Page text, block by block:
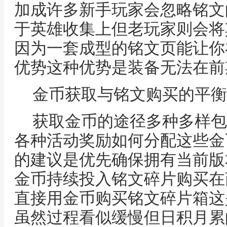
加成许多新手玩家会忽略铭
于英雄收集上但老玩家则会
因为一套成型的铭文页能让
优势这种优势是装备无法在
金币获取与铭文购买的平
获取金币的途径多种多样
各种活动奖励如何分配这些
的建议是优先确保拥有当前
金币持续投入铭文碎片购买
直接用金币购买铭文碎片箱
虽然过程看似缓慢但日积月